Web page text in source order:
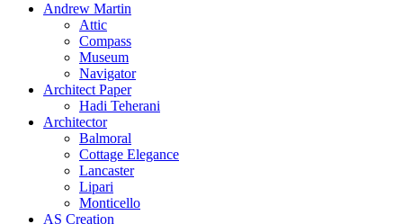
Andrew Martin
Attic
Compass
Museum
Navigator
Architect Paper
Hadi Teherani
Architector
Balmoral
Cottage Elegance
Lancaster
Lipari
Monticello
AS Creation